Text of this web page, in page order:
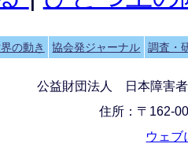
の動き 協会発ジャーナル 調査・
公益財団法人 日本障害
住所：〒162-
ウェブ